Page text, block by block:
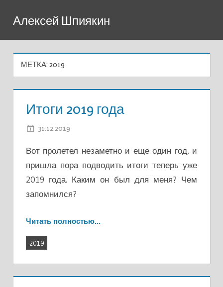
Алексей Шпиякин
МЕТКА: 2019
Итоги 2019 года
31.12.2019
Вот пролетел незаметно и еще один год, и
пришла пора подводить итоги теперь уже
2019 года. Каким он был для меня? Чем
запомнился?
Читать полностью…
2019